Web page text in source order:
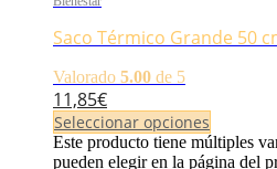
Saco Térmico Grande 50
Valorado 5.00 de 5
11,85€
Seleccionar opciones
Este producto tiene múltiples
pueden elegir en la página del